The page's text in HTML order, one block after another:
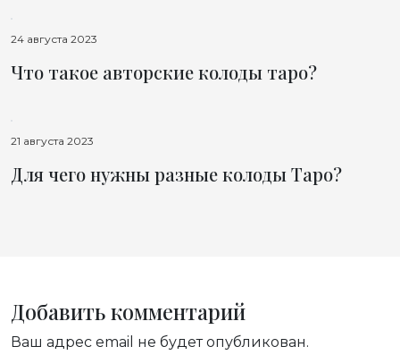
24 августа 2023
Что такое авторские колоды таро?
21 августа 2023
Для чего нужны разные колоды Таро?
Добавить комментарий
Ваш адрес email не будет опубликован.